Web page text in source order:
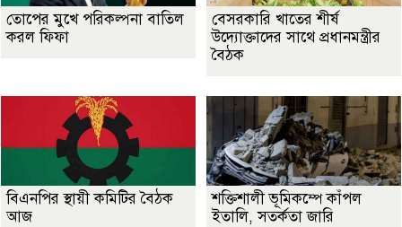
তোপের মুখে পরিকল্পনা বাতিল
করল ফিফা
বেসরকারি খাতের শীর্ষ
উদ্যোক্তাদের সাথে প্রধানমন্ত্রীর
বৈঠক
বিএনপির স্থায়ী কমিটির বৈঠক
আজ
শক্তিশালী ভূমিকম্পে কাঁপল
ইতালি, সতর্কতা জারি